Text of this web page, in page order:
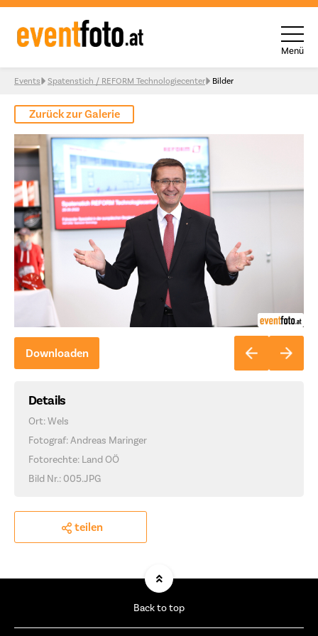
Skip to content
Menü
Events Spatenstich / REFORM Technologiecenter Bilder
Zurück zur Galerie
Downloaden
Details
Ort: Wels
Fotograf: Andreas Maringer
Fotorechte: Land OÖ
Bild Nr.: 005.JPG
teilen
Back to top